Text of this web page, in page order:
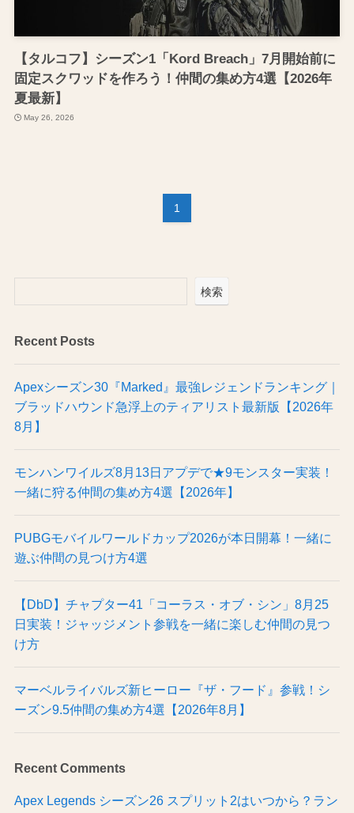
【タルコフ】シーズン1「Kord Breach」7月開始前に
固定スクワッドを作ろう！仲間の集め方4選【2026年
夏最新】
May 26, 2026
1
検索
Recent Posts
Apexシーズン30『Marked』最強レジェンドランキング｜
ブラッドハウンド急浮上のティアリスト最新版【2026年
8月】
モンハンワイルズ8月13日アプデで★9モンスター実装！
一緒に狩る仲間の集め方4選【2026年】
PUBGモバイルワールドカップ2026が本日開幕！一緒に
遊ぶ仲間の見つけ方4選
【DbD】チャプター41「コーラス・オブ・シン」8月25
日実装！ジャッジメント参戦を一緒に楽しむ仲間の見つ
け方
マーベルライバルズ新ヒーロー『ザ・フード』参戦！シ
ーズン9.5仲間の集め方4選【2026年8月】
Recent Comments
Apex Legends シーズン26 スプリット2はいつから？ラン